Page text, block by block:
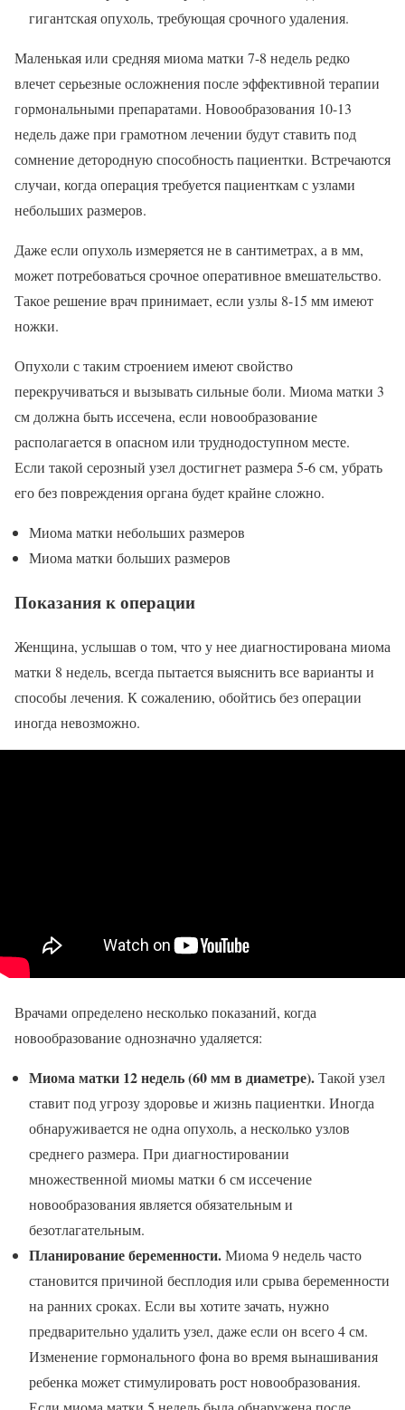
гигантская опухоль, требующая срочного удаления.
Маленькая или средняя миома матки 7-8 недель редко
влечет серьезные осложнения после эффективной терапии
гормональными препаратами. Новообразования 10-13
недель даже при грамотном лечении будут ставить под
сомнение детородную способность пациентки. Встречаются
случаи, когда операция требуется пациенткам с узлами
небольших размеров.
Даже если опухоль измеряется не в сантиметрах, а в мм,
может потребоваться срочное оперативное вмешательство.
Такое решение врач принимает, если узлы 8-15 мм имеют
ножки.
Опухоли с таким строением имеют свойство
перекручиваться и вызывать сильные боли. Миома матки 3
см должна быть иссечена, если новообразование
располагается в опасном или труднодоступном месте.
Если такой серозный узел достигнет размера 5-6 см, убрать
его без повреждения органа будет крайне сложно.
Миома матки небольших размеров
Миома матки больших размеров
Показания к операции
Женщина, услышав о том, что у нее диагностирована миома
матки 8 недель, всегда пытается выяснить все варианты и
способы лечения. К сожалению, обойтись без операции
иногда невозможно.
Врачами определено несколько показаний, когда
новообразование однозначно удаляется:
Миома матки 12 недель (60 мм в диаметре).Такой узел
ставит под угрозу здоровье и жизнь пациентки. Иногда
обнаруживается не одна опухоль, а несколько узлов
среднего размера. При диагностировании
множественной миомы матки 6 см иссечение
новообразования является обязательным и
безотлагательным.
Планирование беременности.Миома 9 недель часто
становится причиной бесплодия или срыва беременности
на ранних сроках. Если вы хотите зачать, нужно
предварительно удалить узел, даже если он всего 4 см.
Изменение гормонального фона во время вынашивания
ребенка может стимулировать рост новообразования.